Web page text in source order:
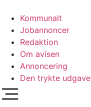
indhold
Kommunalt
Jobannoncer
Redaktion
Om avisen
Annoncering
Den trykte udgave